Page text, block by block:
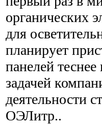
органических
для
планирует
панелей
задачей
деятельности
ОЭЛитр..